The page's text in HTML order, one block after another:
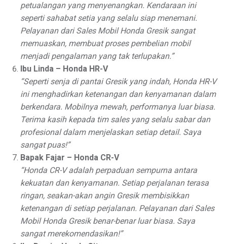
petualangan yang menyenangkan. Kendaraan ini
seperti sahabat setia yang selalu siap menemani.
Pelayanan dari Sales Mobil Honda Gresik sangat
memuaskan, membuat proses pembelian mobil
menjadi pengalaman yang tak terlupakan.”
Ibu Linda – Honda HR-V
“Seperti senja di pantai Gresik yang indah, Honda HR-V
ini menghadirkan ketenangan dan kenyamanan dalam
berkendara. Mobilnya mewah, performanya luar biasa.
Terima kasih kepada tim sales yang selalu sabar dan
profesional dalam menjelaskan setiap detail. Saya
sangat puas!”
Bapak Fajar – Honda CR-V
“Honda CR-V adalah perpaduan sempurna antara
kekuatan dan kenyamanan. Setiap perjalanan terasa
ringan, seakan-akan angin Gresik membisikkan
ketenangan di setiap perjalanan. Pelayanan dari Sales
Mobil Honda Gresik benar-benar luar biasa. Saya
sangat merekomendasikan!”